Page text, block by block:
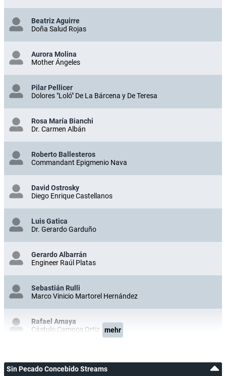
Beatriz Aguirre
Doña Salud Rojas
Aurora Molina
Mother Ángeles
Pilar Pellicer
Dolores "Loló" De La Bárcena y De Teresa
Rosa María Bianchi
Dr. Carmen Albán
Roberto Ballesteros
Commandant Epigmenio Nava
David Ostrosky
Diego Enrique Castellanos
Luis Gatica
Dr. Gerardo Garduño
Gerardo Albarrán
Engineer Raúl Platas
Sebastián Rulli
Marco Vinicio Martorel Hernández
Rafael Amaya
Cástulo Campos Ortiz
mehr
Sin Pecado Concebido Streams